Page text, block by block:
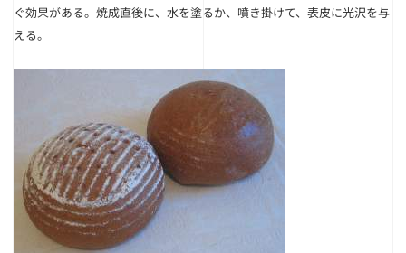
ぐ効果がある。焼成直後に、水を塗るか、噴き掛けて、表皮に光沢を与
える。